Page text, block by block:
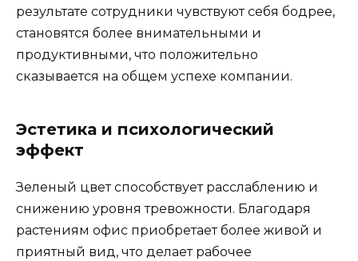
результате сотрудники чувствуют себя бодрее,
становятся более внимательными и
продуктивными, что положительно
сказывается на общем успехе компании.
Эстетика и психологический
эффект
Зеленый цвет способствует расслаблению и
снижению уровня тревожности. Благодаря
растениям офис приобретает более живой и
приятный вид, что делает рабочее